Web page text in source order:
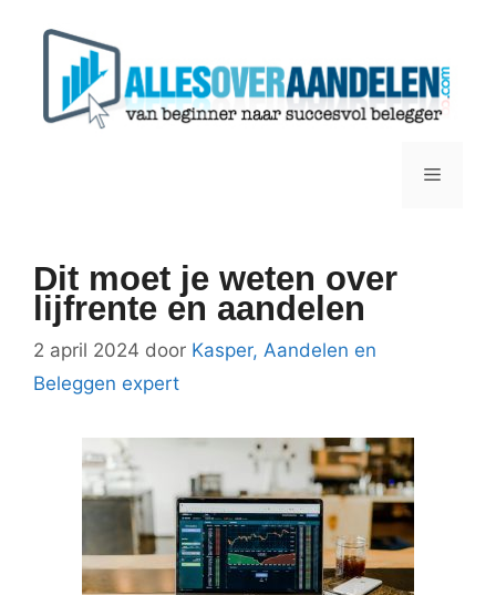
Menu
Dit moet je weten over
lijfrente en aandelen
2 april 2024 door Kasper, Aandelen en
Beleggen expert